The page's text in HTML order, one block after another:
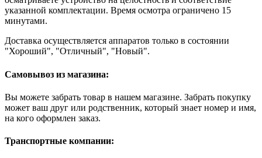
указанной комплектации. Время осмотра ограничено 15
минутами.
Доставка осуществляется аппаратов только в состоянии
"Хороший", "Отличный", "Новый".
Самовывоз из магазина:
Вы можете забрать товар в нашем магазине. Забрать покупку
может ваш друг или родственник, который знает номер и имя,
на кого оформлен заказ.
Транспортные компании: